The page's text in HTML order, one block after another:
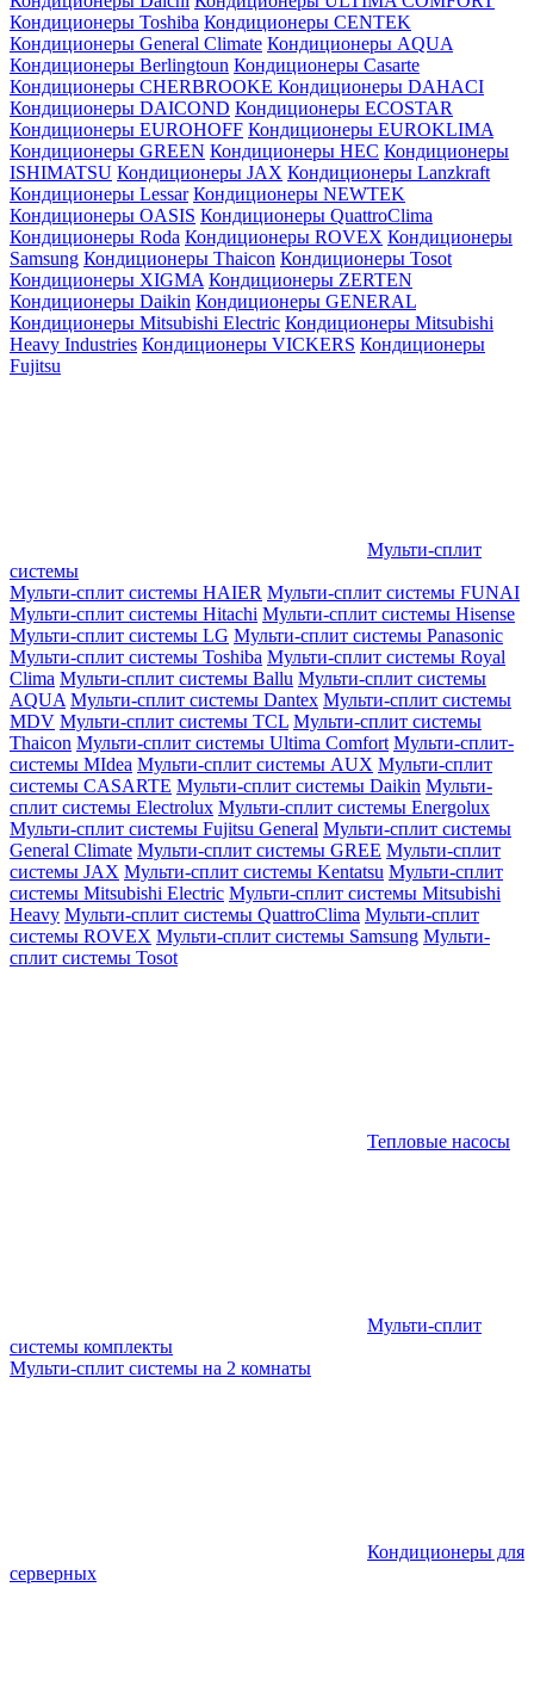
Кондиционеры Toshiba Кондиционеры CENTEK
Кондиционеры General Climate Кондиционеры AQUA
Кондиционеры Berlingtoun Кондиционеры Casarte
Кондиционеры CHERBROOKE Кондиционеры DAHACI
Кондиционеры DAICOND Кондиционеры ECOSTAR
Кондиционеры EUROHOFF Кондиционеры EUROKLIMA
Кондиционеры GREEN Кондиционеры HEC Кондиционеры
ISHIMATSU Кондиционеры JAX Кондиционеры Lanzkraft
Кондиционеры Lessar Кондиционеры NEWTEK
Кондиционеры OASIS Кондиционеры QuattroClima
Кондиционеры Roda Кондиционеры ROVEX Кондиционеры
Samsung Кондиционеры Thaicon Кондиционеры Tosot
Кондиционеры XIGMA Кондиционеры ZERTEN
Кондиционеры Daikin Кондиционеры GENERAL
Кондиционеры Mitsubishi Electric Кондиционеры Mitsubishi
Heavy Industries Кондиционеры VICKERS Кондиционеры
Fujitsu
Мульти-сплит
системы
Мульти-сплит системы HAIER Мульти-сплит системы FUNAI
Мульти-сплит системы Hitachi Мульти-сплит системы Hisense
Мульти-сплит системы LG Мульти-сплит системы Panasonic
Мульти-сплит системы Toshiba Мульти-сплит системы Royal
Clima Мульти-сплит системы Ballu Мульти-сплит системы
AQUA Мульти-сплит системы Dantex Мульти-сплит системы
MDV Мульти-сплит системы TCL Мульти-сплит системы
Thaicon Мульти-сплит системы Ultima Comfort Мульти-сплит-
системы MIdea Мульти-сплит системы AUX Мульти-сплит
системы CASARTE Мульти-сплит системы Daikin Мульти-
сплит системы Electrolux Мульти-сплит системы Energolux
Мульти-сплит системы Fujitsu General Мульти-сплит системы
General Climate Мульти-сплит системы GREE Мульти-сплит
системы JAX Мульти-сплит системы Kentatsu Мульти-сплит
системы Mitsubishi Electric Мульти-сплит системы Mitsubishi
Heavy Мульти-сплит системы QuattroClima Мульти-сплит
системы ROVEX Мульти-сплит системы Samsung Мульти-
сплит системы Tosot
Тепловые насосы
Мульти-сплит
системы комплекты
Мульти-сплит системы на 2 комнаты
Кондиционеры для
серверных